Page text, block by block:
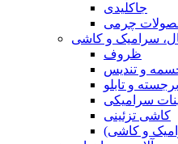
جاکلیدی
چرمی
سرامیک و کاشی
ظروف
و تندیس
و تابلو
سرامیکی
کاشی تزئینی
و کاشی)